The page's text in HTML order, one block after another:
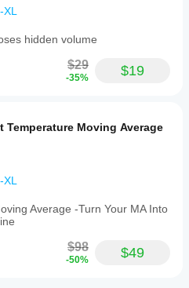
hidden volume
$29
-35% $19
Temperature Moving Average
Average -Turn Your MA Into
$98
-50% $49